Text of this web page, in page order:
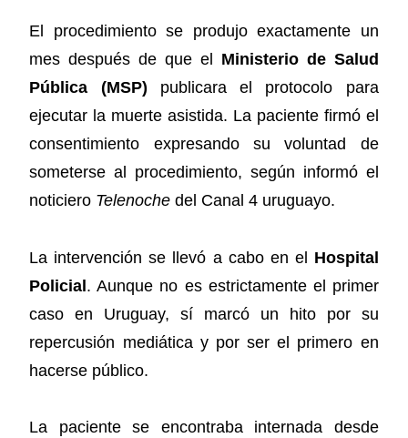
El procedimiento se produjo exactamente un
mes después de que el Ministerio de Salud
Pública (MSP) publicara el protocolo para
ejecutar la muerte asistida. La paciente firmó el
consentimiento expresando su voluntad de
someterse al procedimiento, según informó el
noticiero Telenoche del Canal 4 uruguayo.
La intervención se llevó a cabo en el Hospital
Policial. Aunque no es estrictamente el primer
caso en Uruguay, sí marcó un hito por su
repercusión mediática y por ser el primero en
hacerse público.
La paciente se encontraba internada desde